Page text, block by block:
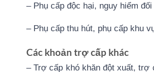
– Phụ cấp độc hại, nguy hiểm
– Phụ cấp thu hút, phụ cấp khu
Các khoản trợ cấp khác
– Trợ cấp khó khăn đột xuất, trợ